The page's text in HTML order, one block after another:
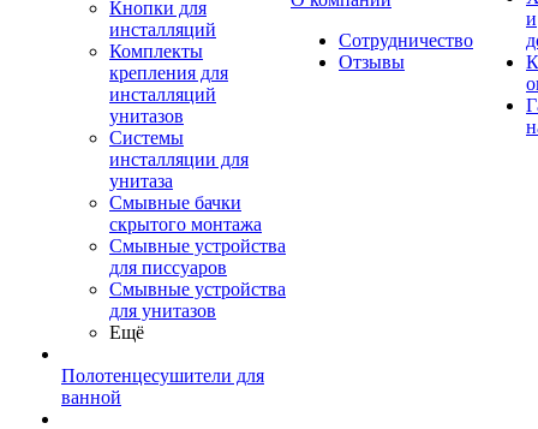
Кнопки для
инсталляций
Комплекты
крепления для
инсталляций
унитазов
Системы
инсталляции для
унитаза
Смывные бачки
скрытого монтажа
Смывные устройства
для писсуаров
Смывные устройства
для унитазов
Ещё
Полотенцесушители для
ванной
Сотрудничество
Отзывы
и